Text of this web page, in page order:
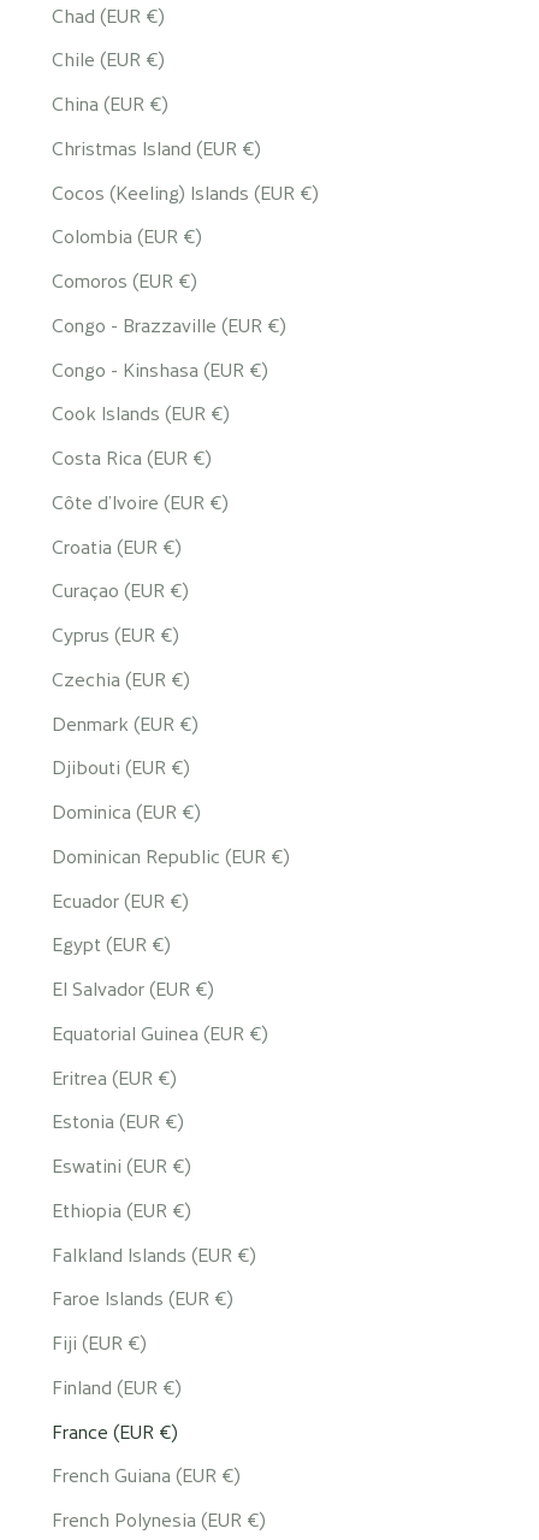
Chad (EUR €)
Chile (EUR €)
China (EUR €)
Christmas Island (EUR €)
Cocos (Keeling) Islands (EUR €)
Colombia (EUR €)
Comoros (EUR €)
Congo - Brazzaville (EUR €)
Congo - Kinshasa (EUR €)
Cook Islands (EUR €)
Costa Rica (EUR €)
Côte d’Ivoire (EUR €)
Croatia (EUR €)
Curaçao (EUR €)
Cyprus (EUR €)
Czechia (EUR €)
Denmark (EUR €)
Djibouti (EUR €)
Dominica (EUR €)
Dominican Republic (EUR €)
Ecuador (EUR €)
Egypt (EUR €)
El Salvador (EUR €)
Equatorial Guinea (EUR €)
Eritrea (EUR €)
Estonia (EUR €)
Eswatini (EUR €)
Ethiopia (EUR €)
Falkland Islands (EUR €)
Faroe Islands (EUR €)
Fiji (EUR €)
Finland (EUR €)
France (EUR €)
French Guiana (EUR €)
French Polynesia (EUR €)